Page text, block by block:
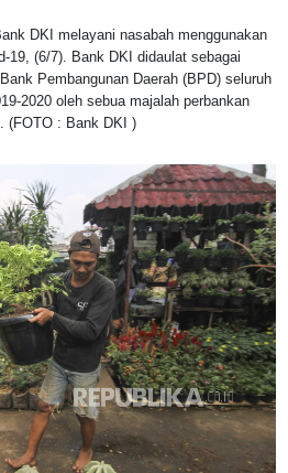
DKI melayani nasabah menggunakan
19, (6/7). Bank DKI didaulat sebagai
Pembangunan Daerah (BPD) seluruh
2020 oleh sebua majalah perbankan
(FOTO : Bank DKI )